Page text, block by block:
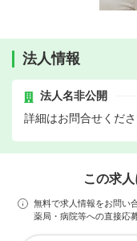
法人情報
法人名非公開
詳細はお問合せくだ
この求
無料で求人情報をお問い
薬局・病院等への直接応